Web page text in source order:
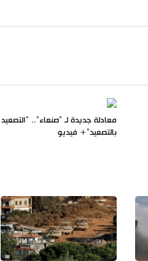
معادلة جديدة لـ "صنعاء".. "التصعيد
بالتصعيد"+ فيديو